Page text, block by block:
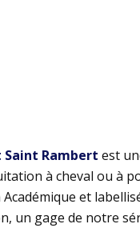
Saint Rambert est
à cheval ou à
et
un gage de notre